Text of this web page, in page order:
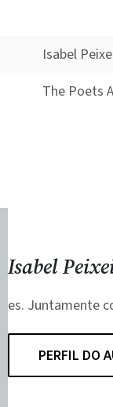
Isabel
The Poets
Isabel
es. Juntamente
PERFIL DO